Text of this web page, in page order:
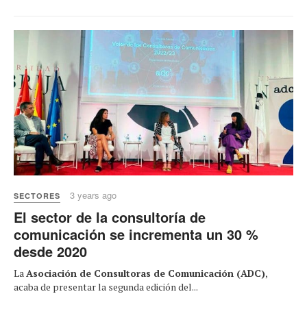
SECTORES 3 years ago
El sector de la consultoría de
comunicación se incrementa un 30 %
desde 2020
LaAsociación de Consultoras de Comunicación (ADC),
acaba de presentar la segunda edición del...